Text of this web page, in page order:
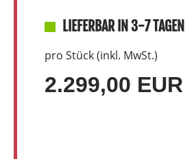
LIEFERBAR IN 3-7 TAGEN
pro Stück (inkl. MwSt.)
2.299,00 EUR